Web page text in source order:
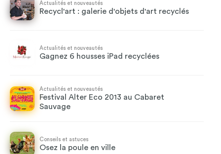
Actualités et nouveautés
Recycl'art : galerie d'objets d'art recyclés
Actualités et nouveautés
Gagnez 6 housses iPad recyclées
Actualités et nouveautés
Festival Alter Eco 2013 au Cabaret
Sauvage
Conseils et astuces
Osez la poule en ville